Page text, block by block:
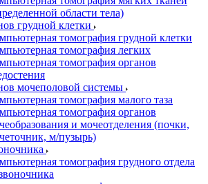
области тела)
грудной клетки
томография грудной клетки
томография легких
томография органов
мочеполовой системы
томография малого таза
томография органов
и мочеотделения (почки,
м/пузырь)
томография грудного отдела